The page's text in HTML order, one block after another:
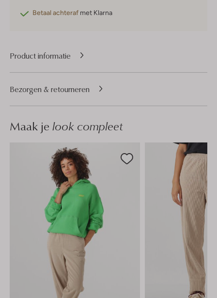
Betaal achteraf met Klarna
Product informatie
Bezorgen & retourneren
Maak je look compleet